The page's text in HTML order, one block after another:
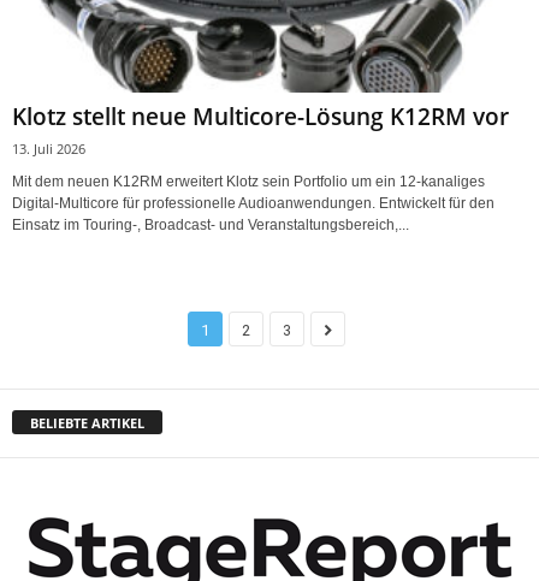
Klotz stellt neue Multicore-Lösung K12RM vor
13. Juli 2026
Mit dem neuen K12RM erweitert Klotz sein Portfolio um ein 12-kanaliges
Digital-Multicore für professionelle Audioanwendungen. Entwickelt für den
Einsatz im Touring-, Broadcast- und Veranstaltungsbereich,...
1 2 3
BELIEBTE ARTIKEL